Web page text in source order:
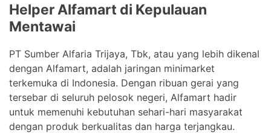
Helper Alfamart di Kepulauan
Mentawai
PT Sumber Alfaria Trijaya, Tbk, atau yang lebih dikenal
dengan Alfamart, adalah jaringan minimarket
terkemuka di Indonesia. Dengan ribuan gerai yang
tersebar di seluruh pelosok negeri, Alfamart hadir
untuk memenuhi kebutuhan sehari-hari masyarakat
dengan produk berkualitas dan harga terjangkau.